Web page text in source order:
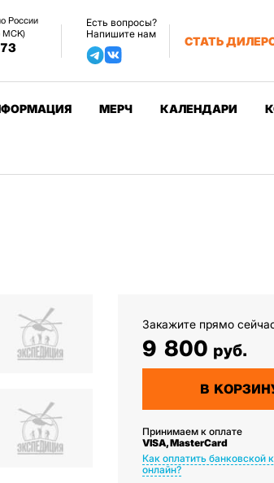
России
МСК)
Есть вопросы?
Напишите нам
СТАТЬ
МЕРЧ КАЛЕНДАРИ
Закажите прямо
9 800 руб.
В
Принимаем к оплате
VISA, MasterCard
Как оплатить банковской
онлайн?